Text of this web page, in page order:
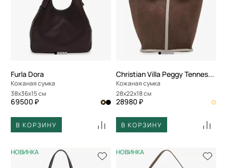
Furla Dora
Кожаная сумка
38x36x15 см
69500 ₽
В КОРЗИНУ
Christian Villa Peggy Tennessee
Кожаная сумка
28x22x18 см
28980 ₽
В КОРЗИНУ
НОВИНКА НОВИНКА